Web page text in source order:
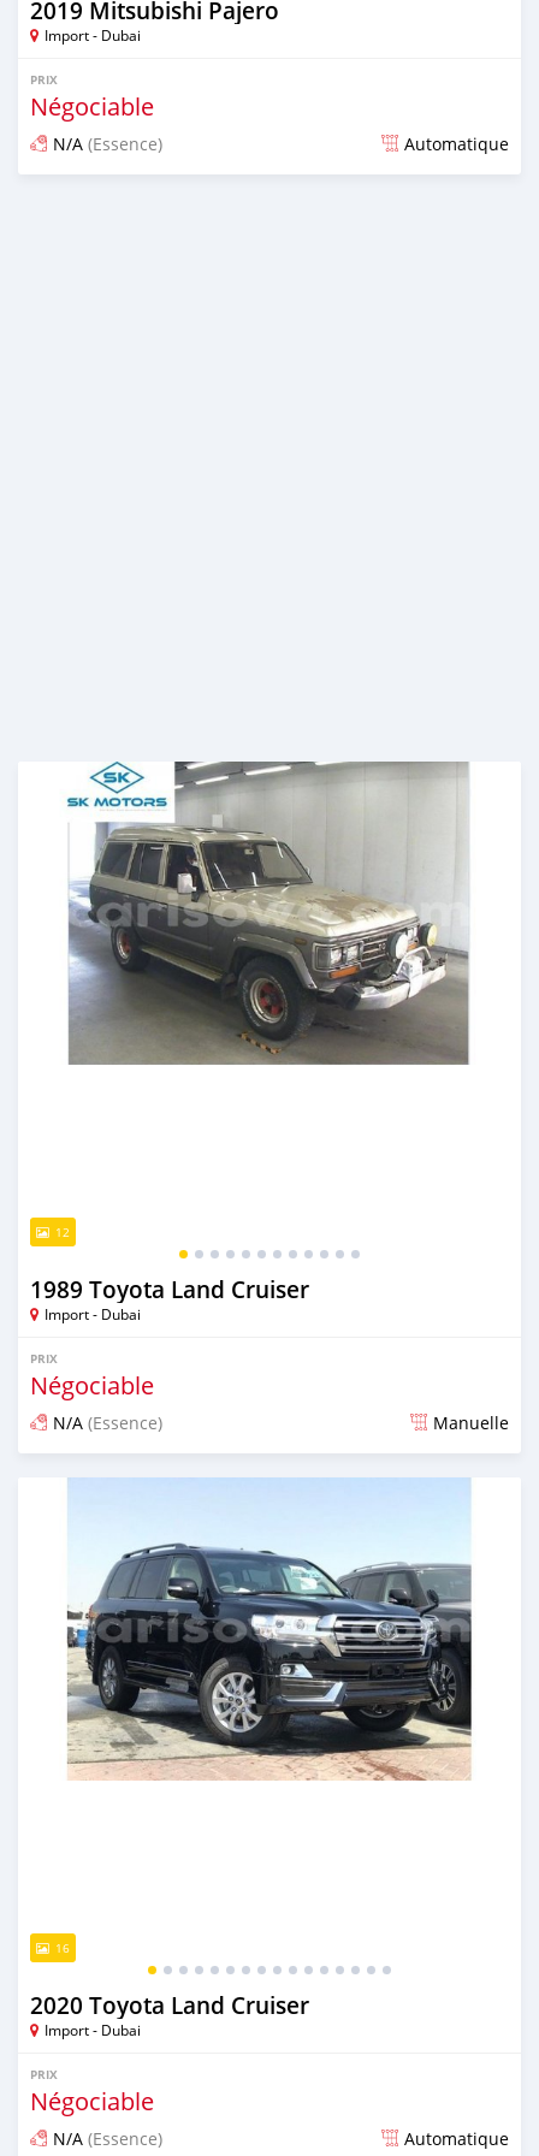
2019 Mitsubishi Pajero
Import - Dubai
PRIX
Négociable
N/A (Essence) Automatique
12
1989 Toyota Land Cruiser
Import - Dubai
PRIX
Négociable
N/A (Essence) Manuelle
Publié il y a presque 6 ans
16
2020 Toyota Land Cruiser
Import - Dubai
PRIX
Négociable
N/A (Essence) Automatique